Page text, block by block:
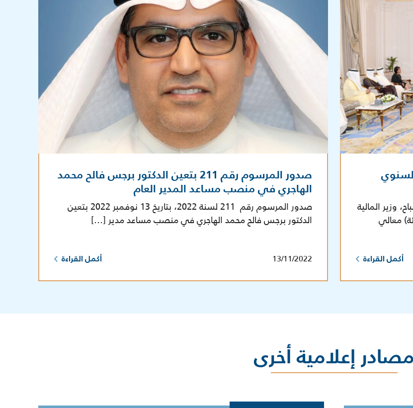
وزير المالية
معالي
أكمل القراءة
صدور المرسوم رقم 211 بتعين الدكتور برجس فالح محمد
الهاجري في منصب مساعد المدير العام
صدور المرسوم رقم 211 لسنة 2022، بتاريخ 13 نوفمبر 2022 بتعين
الدكتور برجس فالح محمد الهاجري في منصب مساعد مدير […]
13/11/2022 أكمل القراءة
مصادر إعلامية أخرى